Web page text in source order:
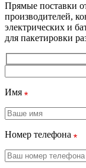
Прямые поставки
производителей,
электрических и
для пакетировки
Имя
Номер телефона